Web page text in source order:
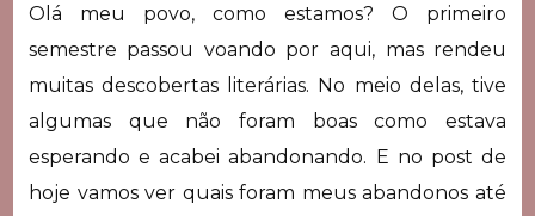
Olá meu povo, como estamos? O primeiro
semestre passou voando por aqui, mas rendeu
muitas descobertas literárias. No meio delas, tive
algumas que não foram boas como estava
esperando e acabei abandonando. E no post de
hoje vamos ver quais foram meus abandonos até